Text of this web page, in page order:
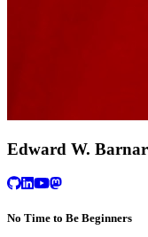
Edward W.
No Time to Be Beginners